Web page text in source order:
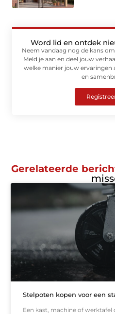
Word lid en ontdek
Neem vandaag nog de kans
Meld je aan en deel jouw
welke manier jouw ervaringen
en
Gerelateerde
Stelpoten kopen voor een
Een kast, machine of werktafel